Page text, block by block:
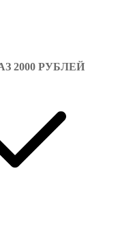
2000 РУБЛЕЙ